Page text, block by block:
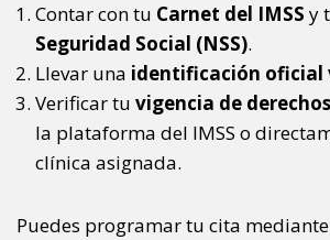
Contar con tu Carnet del IMSS y
Seguridad Social (NSS).
Llevar una identificación oficial
Verificar tu vigencia de derechos
la plataforma del IMSS o
clínica asignada.
Puedes programar tu cita